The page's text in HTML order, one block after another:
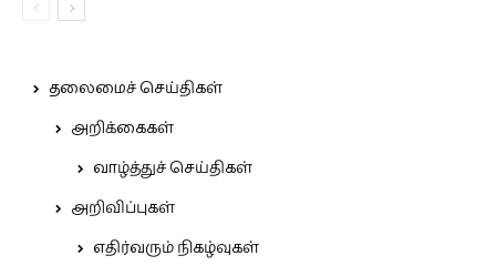
தலைமைச் செய்திகள்
அறிக்கைகள்
வாழ்த்துச் செய்திகள்
அறிவிப்புகள்
எதிர்வரும் நிகழ்வுகள்